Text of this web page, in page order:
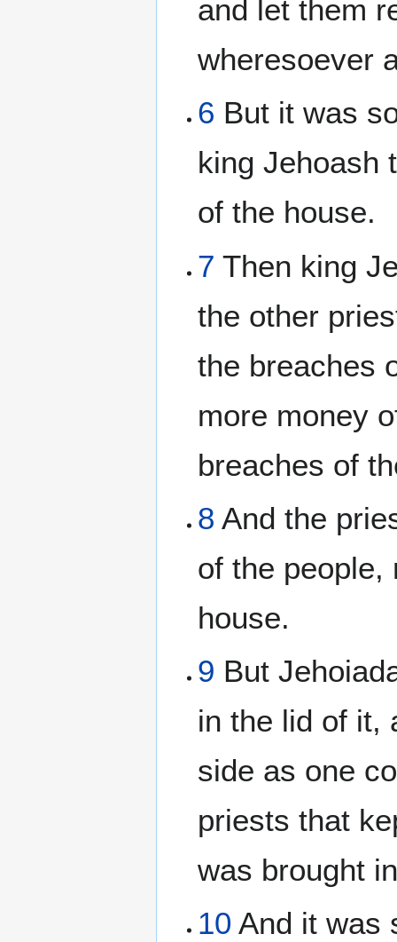
and let them
wheresoever
6 But it was
king Jehoash
of the house.
7 Then king
the other
the breaches
more money
breaches of
8 And the
of the people,
house.
9 But
in the lid of it,
side as one
priests that
was brought
10 And it was